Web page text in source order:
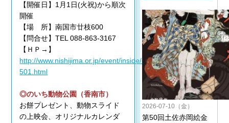
【開催日】1月1日(火祝)から順次
開催
【場 所】南国市廿枝600
【問合せ】TEL 088-863-3167
【ＨＰ→】
http://www.nishijima.or.jp/event/inside/entry-
501.html
◎のいち動物公園（香南市）
お餅プレゼント、動物スライド
の上映会、オリジナルカレンダ
2026-07-10（金）
第50回土佐赤岡絵金